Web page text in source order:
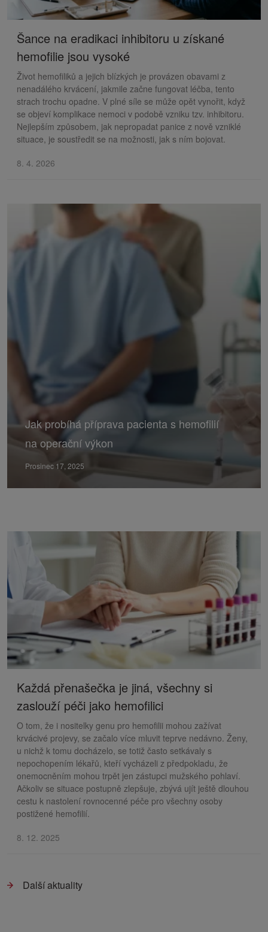
Šance na eradikaci inhibitoru u získané
hemofilie jsou vysoké
Život hemofiliků a jejich blízkých je provázen obavami z
nenadálého krvácení, jakmile začne fungovat léčba, tento
strach trochu opadne. V plné síle se může opět vynořit, když
se objeví komplikace nemoci v podobě vzniku tzv. inhibitoru.
Nejlepším způsobem, jak nepropadat panice z nově vzniklé
situace, je soustředit se na možnosti, jak s ním bojovat.
8. 4. 2026
Jak probíhá příprava pacienta s hemofilií
na operační výkon
Prosinec 17, 2025
Každá přenašečka je jiná, všechny si
zaslouží péči jako hemofilici
O tom, že i nositelky genu pro hemofilii mohou zažívat
krvácivé projevy, se začalo více mluvit teprve nedávno. Ženy,
u nichž k tomu docházelo, se totiž často setkávaly s
nepochopením lékařů, kteří vycházeli z předpokladu, že
onemocněním mohou trpět jen zástupci mužského pohlaví.
Ačkoliv se situace postupně zlepšuje, zbývá ujít ještě dlouhou
cestu k nastolení rovnocenné péče pro všechny osoby
postižené hemofilií.
8. 12. 2025
Další aktuality